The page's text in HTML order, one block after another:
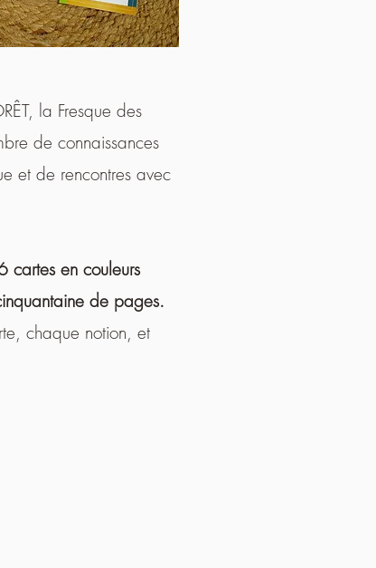
la Fresque des
de connaissances
et de rencontres avec
cartes en couleurs
de pages.
chaque notion, et